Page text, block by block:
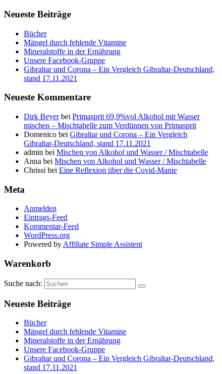
Neueste Beiträge
Bücher
Mängel durch fehlende Vitamine
Mineralstoffe in der Ernährung
Unsere Facebook-Gruppe
Gibraltar und Corona – Ein Vergleich Gibraltar-Deutschland,
stand 17.11.2021
Neueste Kommentare
Dirk Beyerbei Primasprit 69,9%vol Alkohol mit Wasser
mischen – Mischtabelle zum Verdünnen von Primasprit
Domenico bei Gibraltar und Corona – Ein Vergleich
Gibraltar-Deutschland, stand 17.11.2021
admin bei Mischen von Alkohol und Wasser / Mischtabelle
Anna bei Mischen von Alkohol und Wasser / Mischtabelle
Chrissi bei Eine Reflexion über die Covid-Manie
Meta
Anmelden
Eintrags-Feed
Kommentar-Feed
WordPress.org
Powered byAffiliate Simple Assistent
Warenkorb
Suche nach:
Neueste Beiträge
Bücher
Mängel durch fehlende Vitamine
Mineralstoffe in der Ernährung
Unsere Facebook-Gruppe
Gibraltar und Corona – Ein Vergleich Gibraltar-Deutschland,
stand 17.11.2021